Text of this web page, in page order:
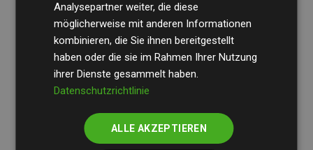
Transparenz und Verlässlichkeit sicherzustellen.
Ihre Prüfungen belegen, dass unsere Investitionen in
Klimaschutzprojekte im Durchschnitt200 % der
geschätzten CO₂-Emissionender teilnehmenden
Websites kompensieren – ein klarer Nachweis für die
messbare Klimawirkung unseres Ansatzes.
Analysepartner weiter, die diese
möglicherweise mit anderen Informationen
kombinieren, die Sie ihnen bereitgestellt
haben oder die sie im Rahmen Ihrer Nutzung
ihrer Dienste gesammelt haben.
Datenschutzrichtlinie
ALLE AKZEPTIEREN